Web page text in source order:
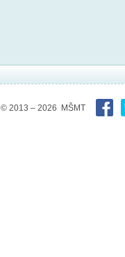
© 2013 – 2026 MŠMT